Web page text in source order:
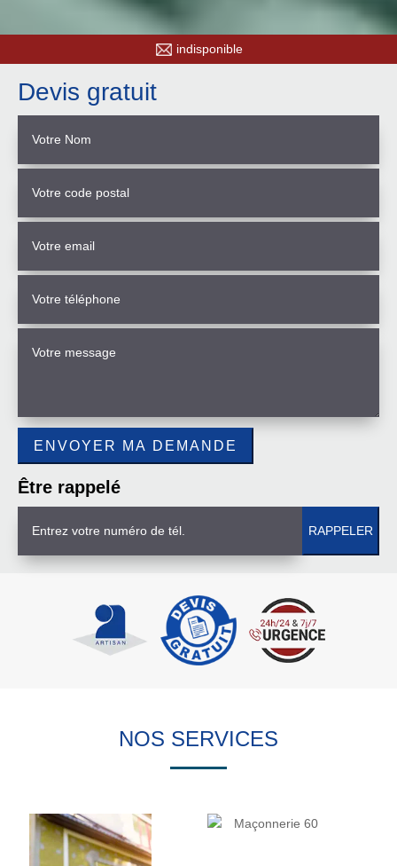
indisponible
Devis gratuit
Être rappelé
NOS SERVICES